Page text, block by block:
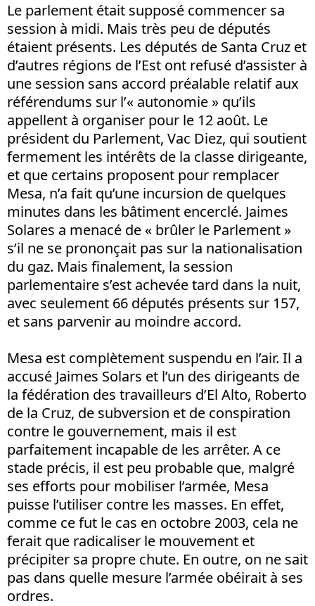
Le parlement était supposé commencer sa
session à midi. Mais très peu de députés
étaient présents. Les députés de Santa Cruz et
d’autres régions de l’Est ont refusé d’assister à
une session sans accord préalable relatif aux
référendums sur l’« autonomie » qu’ils
appellent à organiser pour le 12 août. Le
président du Parlement, Vac Diez, qui soutient
fermement les intérêts de la classe dirigeante,
et que certains proposent pour remplacer
Mesa, n’a fait qu’une incursion de quelques
minutes dans les bâtiment encerclé. Jaimes
Solares a menacé de « brûler le Parlement »
s’il ne se prononçait pas sur la nationalisation
du gaz. Mais finalement, la session
parlementaire s’est achevée tard dans la nuit,
avec seulement 66 députés présents sur 157,
et sans parvenir au moindre accord.
Mesa est complètement suspendu en l’air. Il a
accusé Jaimes Solars et l’un des dirigeants de
la fédération des travailleurs d’El Alto, Roberto
de la Cruz, de subversion et de conspiration
contre le gouvernement, mais il est
parfaitement incapable de les arrêter. A ce
stade précis, il est peu probable que, malgré
ses efforts pour mobiliser l’armée, Mesa
puisse l’utiliser contre les masses. En effet,
comme ce fut le cas en octobre 2003, cela ne
ferait que radicaliser le mouvement et
précipiter sa propre chute. En outre, on ne sait
pas dans quelle mesure l’armée obéirait à ses
ordres.